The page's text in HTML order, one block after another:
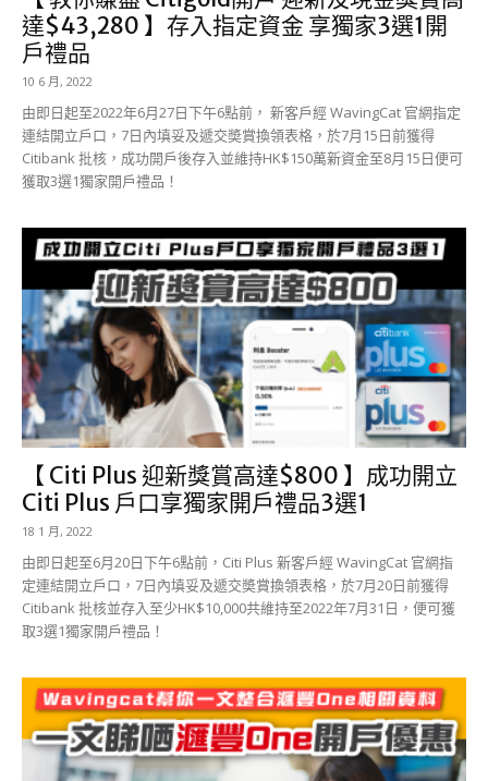
達$43,280 】存入指定資金 享獨家3選1開
戶禮品
10 6 月, 2022
由即日起至2022年6月27日下午6點前， 新客戶經 WavingCat 官網指定
連結開立戶口，7日內填妥及遞交奬賞換領表格，於7月15日前獲得
Citibank 批核，成功開戶後存入並維持HK$150萬新資金至8月15日便可
獲取3選1獨家開戶禮品！
【 Citi Plus 迎新獎賞高達$800 】成功開立
Citi Plus 戶口享獨家開戶禮品3選1
18 1 月, 2022
由即日起至6月20日下午6點前，Citi Plus 新客戶經 WavingCat 官網指
定連結開立戶口，7日內填妥及遞交奬賞換領表格，於7月20日前獲得
Citibank 批核並存入至少HK$10,000共維持至2022年7月31日，便可獲
取3選1獨家開戶禮品！